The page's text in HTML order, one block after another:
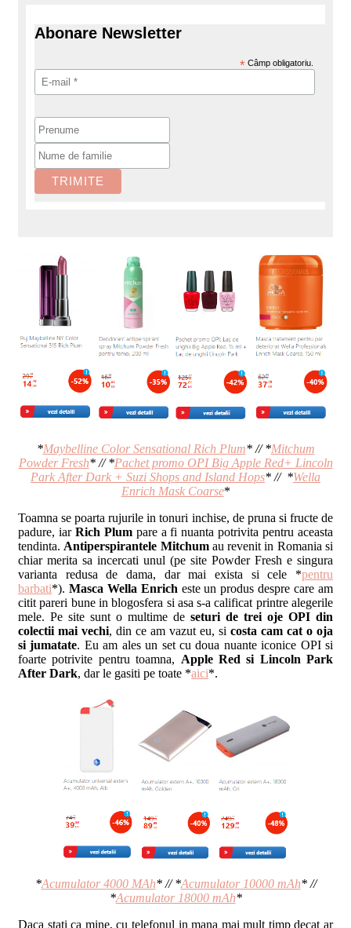
Abonare Newsletter
* Câmp obligatoriu.
*Maybelline Color Sensational Rich Plum* // *Mitchum
Powder Fresh* // *Pachet promo OPI Big Apple Red+ Lincoln
Park After Dark + Suzi Shops and Island Hops* // *Wella
Enrich Mask Coarse*
Toamna se poarta rujurile in tonuri inchise, de pruna si fructe de
padure, iar Rich Plumpare a fi nuanta potrivita pentru aceasta
tendinta. Antiperspirantele Mitchumau revenit in Romania si
chiar merita sa incercati unul (pe site Powder Fresh e singura
varianta redusa de dama, dar mai exista si cele *pentru
barbati*). Masca Wella Enrich este un produs despre care am
citit pareri bune in blogosfera si asa s-a calificat printre alegerile
mele. Pe site sunt o multime de seturi de trei oje OPI din
colectii mai vechi, din ce am vazut eu, si costa cam cat o oja
si jumatate. Eu am ales un set cu doua nuante iconice OPI si
foarte potrivite pentru toamna, Apple Red si Lincoln Park
After Dark, dar le gasiti pe toate *aici*.
*Acumulator 4000 MAh* // *Acumulator 10000 mAh* //
*Acumulator 18000 mAh*
Daca stati ca mine, cu telefonul in mana mai mult timp decat ar